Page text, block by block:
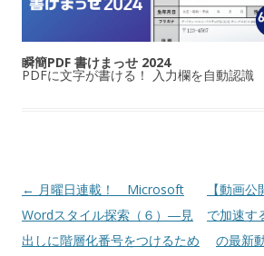
瞬簡PDF 書けまっせ 2024
PDFに文字が書ける！ 入力欄を自動認識
投稿ナビゲーション
← 月曜日連載！ Microsoft
Wordスタイル探索（６）―見
出しに階層化番号をつけるため
【動画
で加速す
の最新